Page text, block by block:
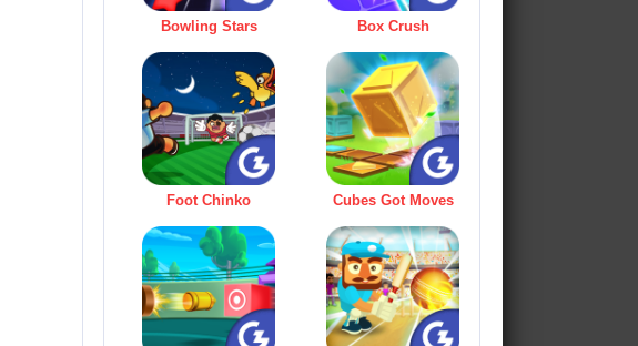
Bowling Stars Box Crush
Foot Chinko Cubes Got Moves